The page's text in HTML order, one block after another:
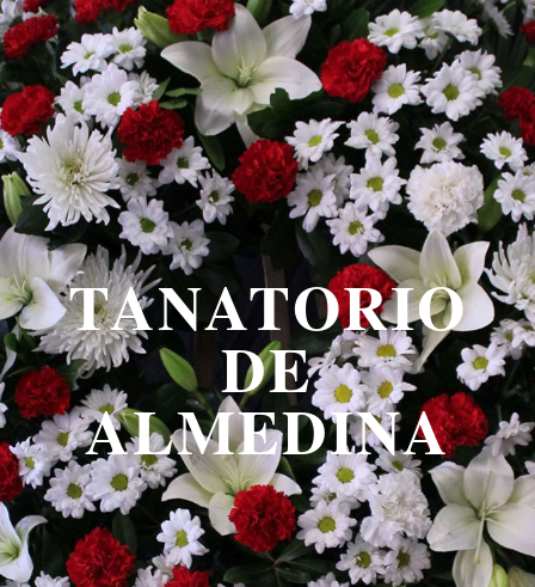
TANATORIO
DE
ALMEDINA